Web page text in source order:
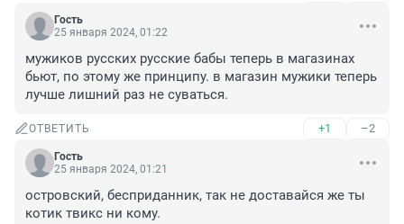
Гость
25 января 2024, 01:22
мужиков русских русские бабы теперь в магазинах
бьют, по этому же принципу. в магазин мужики теперь
лучше лишний раз не суваться.
ОТВЕТИТЬ +1 –2
Гость
25 января 2024, 01:21
островский, бесприданник, так не доставайся же ты
котик твикс ни кому.